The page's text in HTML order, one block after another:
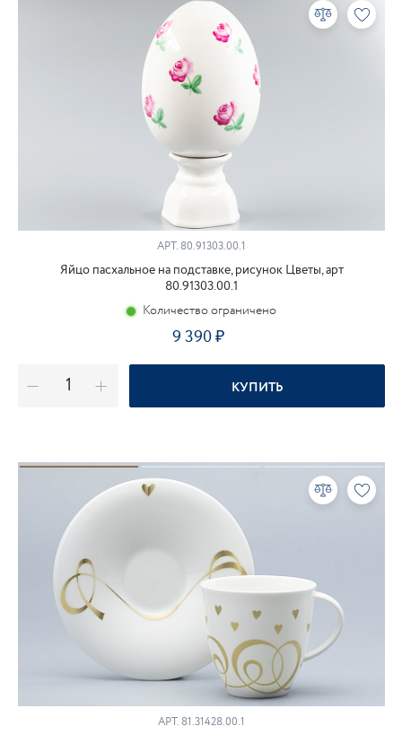
АРТ. 80.91303.00.1
Яйцо пасхальное на подставке, рисунок Цветы, арт
80.91303.00.1
Количество ограничено
9 390
КУПИТЬ
АРТ. 81.31428.00.1